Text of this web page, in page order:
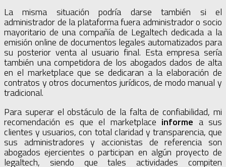
La misma situación podría darse también si el
administrador de la plataforma fuera administrador o socio
mayoritario de una compañía de Legaltech dedicada a la
emisión online de documentos legales automatizados para
su posterior venta al usuario final. Esta empresa sería
también una competidora de los abogados dados de alta
en el marketplace que se dedicaran a la elaboración de
contratos y otros documentos jurídicos, de modo manual y
tradicional.
Para superar el obstáculo de la falta de confiabilidad, mi
recomendación es que el marketplace informe a sus
clientes y usuarios, con total claridad y transparencia, que
sus administradores y accionistas de referencia son
abogados ejercientes o participan en algún proyecto de
legaltech, siendo que tales actividades compiten